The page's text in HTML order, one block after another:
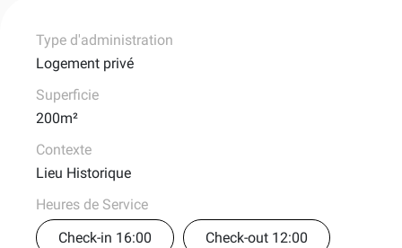
Type d'administration
Logement privé
Superficie
200m²
Contexte
Lieu Historique
Heures de Service
Check-in 16:00
Check-out 12:00